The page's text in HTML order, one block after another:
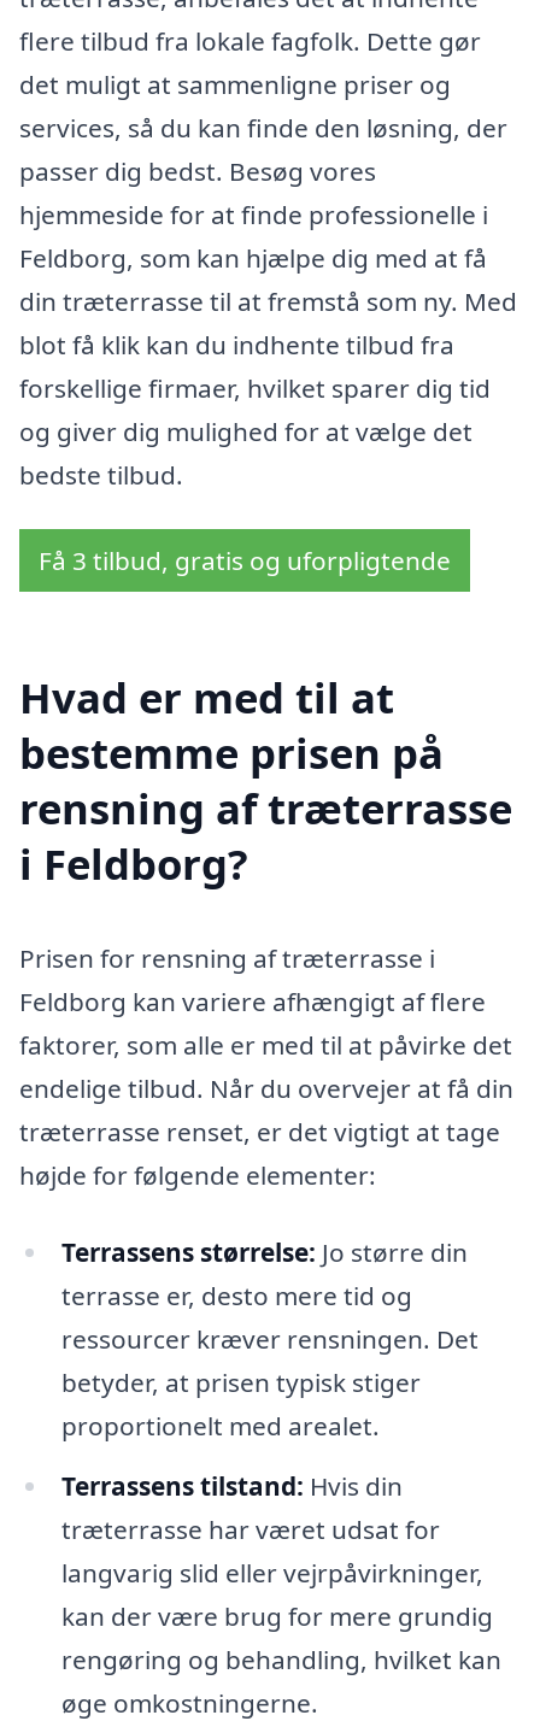
flere tilbud fra lokale fagfolk. Dette gør
det muligt at sammenligne priser og
services, så du kan finde den løsning, der
passer dig bedst. Besøg vores
hjemmeside for at finde professionelle i
Feldborg, som kan hjælpe dig med at få
din træterrasse til at fremstå som ny. Med
blot få klik kan du indhente tilbud fra
forskellige firmaer, hvilket sparer dig tid
og giver dig mulighed for at vælge det
bedste tilbud.
Få 3 tilbud, gratis og uforpligtende
Hvad er med til at
bestemme prisen på
rensning af træterrasse
i Feldborg?
Prisen for rensning af træterrasse i
Feldborg kan variere afhængigt af flere
faktorer, som alle er med til at påvirke det
endelige tilbud. Når du overvejer at få din
træterrasse renset, er det vigtigt at tage
højde for følgende elementer:
Terrassens størrelse: Jo større din
terrasse er, desto mere tid og
ressourcer kræver rensningen. Det
betyder, at prisen typisk stiger
proportionelt med arealet.
Terrassens tilstand: Hvis din
træterrasse har været udsat for
langvarig slid eller vejrpåvirkninger,
kan der være brug for mere grundig
rengøring og behandling, hvilket kan
øge omkostningerne.